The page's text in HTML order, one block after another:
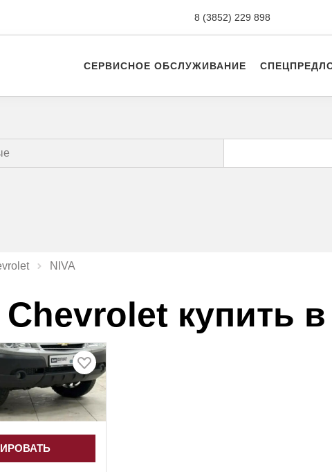
8 (3852) 229 898
СЕРВИСНОЕ ОБСЛУЖИВАНИЕ
NIVA
купить
бензин, полный